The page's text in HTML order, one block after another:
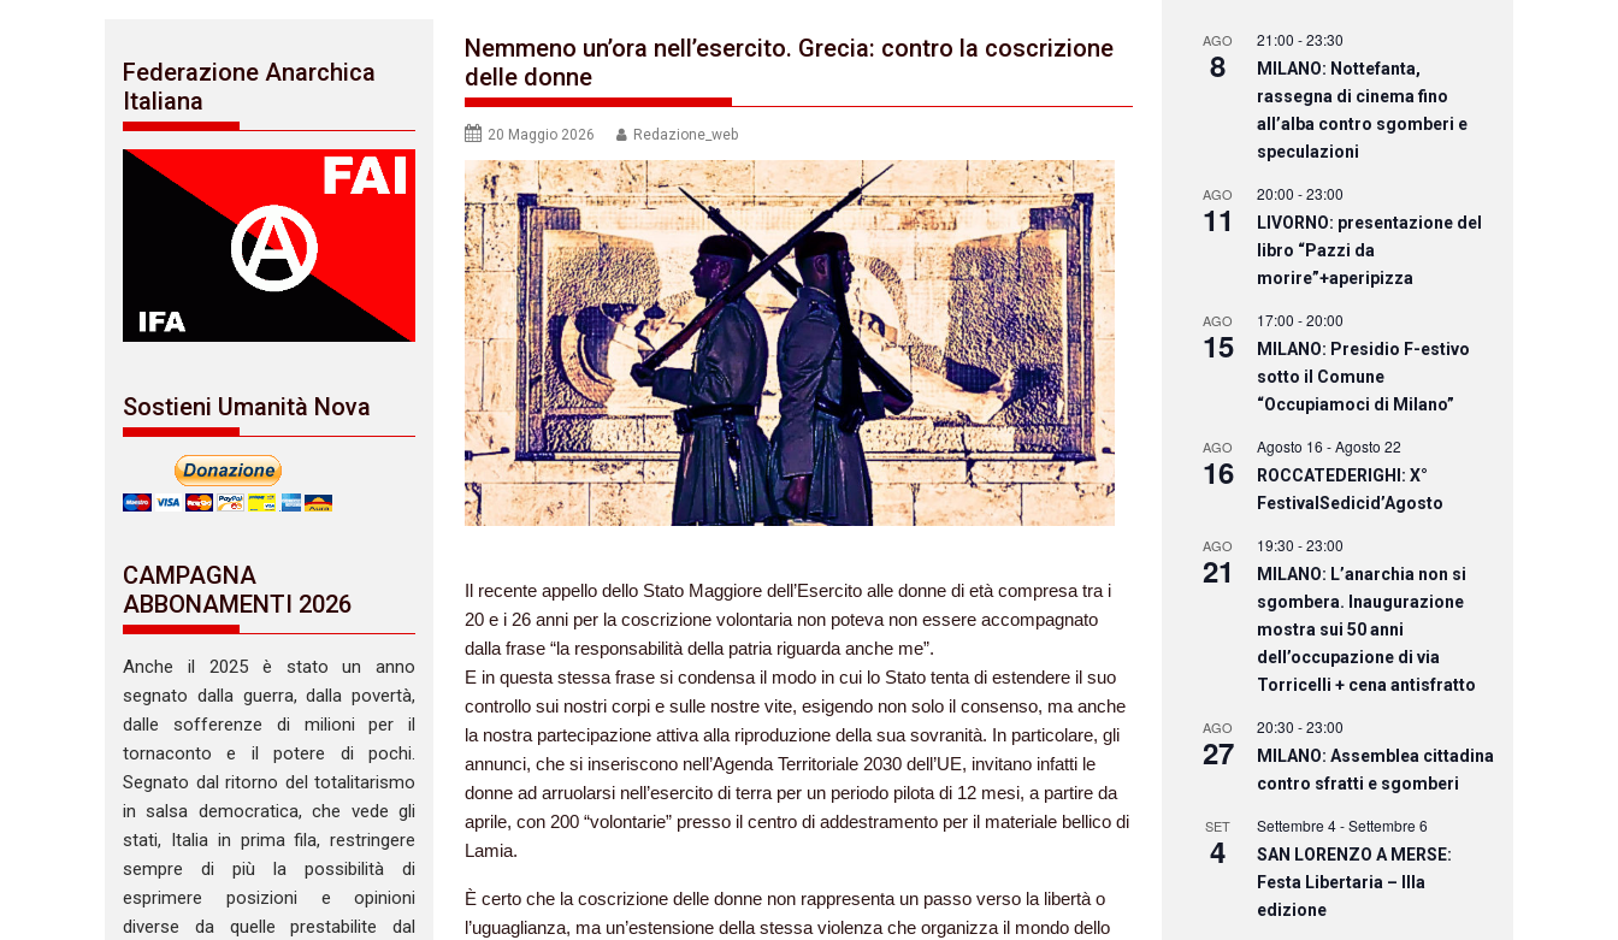
Nemmeno un’ora nell’esercito. Grecia: contro la coscrizione
delle donne
20 Maggio 2026 Redazione_web
Il recente appello dello Stato Maggiore dell’Esercito alle donne di età compresa tra i
20 e i 26 anni per la coscrizione volontaria non poteva non essere accompagnato
dalla frase “la responsabilità della patria riguarda anche me”.
E in questa stessa frase si condensa il modo in cui lo Stato tenta di estendere il suo
controllo sui nostri corpi e sulle nostre vite, esigendo non solo il consenso, ma anche
la nostra partecipazione attiva alla riproduzione della sua sovranità. In particolare, gli
annunci, che si inseriscono nell’Agenda Territoriale 2030 dell’UE, invitano infatti le
donne ad arruolarsi nell’esercito di terra per un periodo pilota di 12 mesi, a partire da
aprile, con 200 “volontarie” presso il centro di addestramento per il materiale bellico di
Lamia.
È certo che la coscrizione delle donne non rappresenta un passo verso la libertà o
l’uguaglianza, ma un’estensione della stessa violenza che organizza il mondo dello
Federazione Anarchica
Italiana
Sostieni Umanità Nova
CAMPAGNA
ABBONAMENTI 2026
Anche il 2025 è stato un anno
segnato dalla guerra, dalla povertà,
dalle sofferenze di milioni per il
tornaconto e il potere di pochi.
Segnato dal ritorno del totalitarismo
in salsa democratica, che vede gli
stati, Italia in prima fila, restringere
sempre di più la possibilità di
esprimere posizioni e opinioni
diverse da quelle prestabilite dal
AGO
8
21:00 -23:30
MILANO: Nottefanta,
rassegna di cinema fino
all’alba contro sgomberi e
speculazioni
AGO
11
20:00 -23:00
LIVORNO: presentazione del
libro “Pazzi da
morire”+aperipizza
AGO
15
17:00 -20:00
MILANO: Presidio F-estivo
sotto il Comune
“Occupiamoci di Milano”
AGO
16
Agosto 16 -Agosto 22
ROCCATEDERIGHI: X°
FestivalSedicid’Agosto
AGO
21
19:30 -23:00
MILANO: L’anarchia non si
sgombera. Inaugurazione
mostra sui 50 anni
dell’occupazione di via
Torricelli + cena antisfratto
AGO
27
20:30 -23:00
MILANO: Assemblea cittadina
contro sfratti e sgomberi
SET
4
Settembre 4-Settembre 6
SAN LORENZO A MERSE:
Festa Libertaria – IIIa
edizione